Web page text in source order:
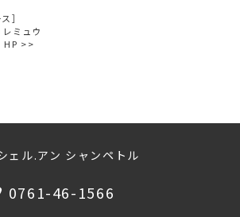
］
ミュウ
HP >>
ェル.アン シャンペトル
0761-46-1566